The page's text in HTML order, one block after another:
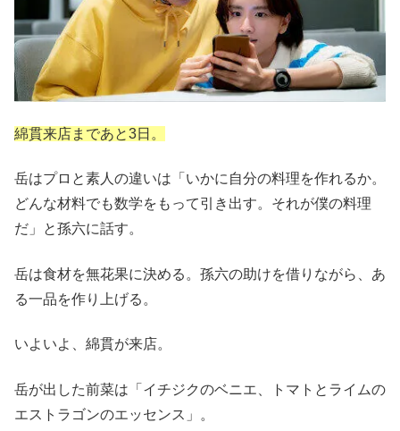
綿貫来店まであと3日。
岳はプロと素人の違いは「いかに自分の料理を作れるか。
どんな材料でも数学をもって引き出す。それが僕の料理
だ」と孫六に話す。
岳は食材を無花果に決める。孫六の助けを借りながら、あ
る一品を作り上げる。
いよいよ、綿貫が来店。
岳が出した前菜は「イチジクのベニエ、トマトとライムの
エストラゴンのエッセンス」。